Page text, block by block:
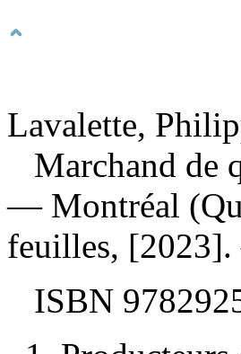
Lavalette,
Marchand de
— Montréal
feuilles,
ISBN